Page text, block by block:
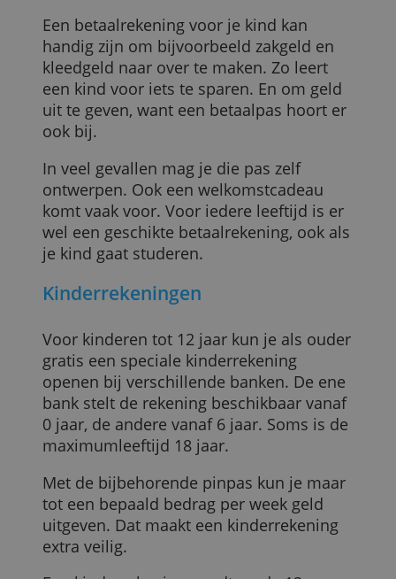
met geld leren omgaan, want jong
geleerd is oud gedaan. Bij sommige
banken kun je zelfs voor je pasgeboren
baby al een betaalrekening openen.
Een betaalrekening voor je kind kan
kleedgeld naar over te maken. Zo leert
een kind voor iets te sparen. En om geld
uit te geven, want een betaalpas hoort er
ook bij.
In veel gevallen mag je die pas zelf
komt vaak voor. Voor iedere leeftijd is er
wel een geschikte betaalrekening, ook
je kind gaat studeren.
Kinderrekeningen
Voor kinderen tot 12 jaar kun je als
gratis een speciale kinderrekening
openen bij verschillende banken. De ene
bank stelt de rekening beschikbaar vanaf